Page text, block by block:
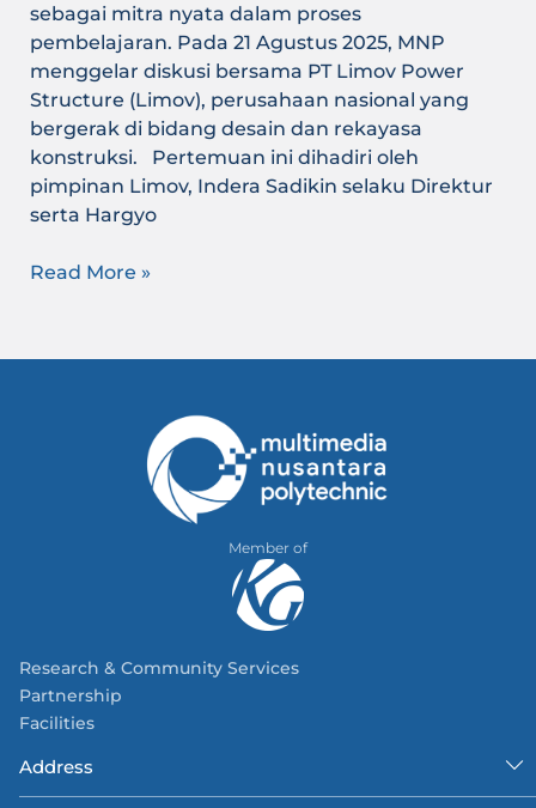
sebagai mitra nyata dalam proses
pembelajaran. Pada 21 Agustus 2025, MNP
menggelar diskusi bersama PT Limov Power
Structure (Limov), perusahaan nasional yang
bergerak di bidang desain dan rekayasa
konstruksi. Pertemuan ini dihadiri oleh
pimpinan Limov, Indera Sadikin selaku Direktur
serta Hargyo
Read More »
Member of
Research & Community Services
Partnership
Facilities
Address